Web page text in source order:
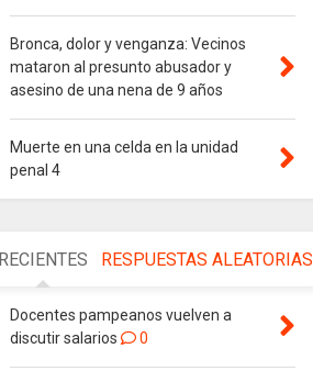
Bronca, dolor y venganza: Vecinos
mataron al presunto abusador y
asesino de una nena de 9 años
Muerte en una celda en la unidad
penal 4
RECIENTES RESPUESTAS ALEATORIAS
Docentes pampeanos vuelven a
discutir salarios
0